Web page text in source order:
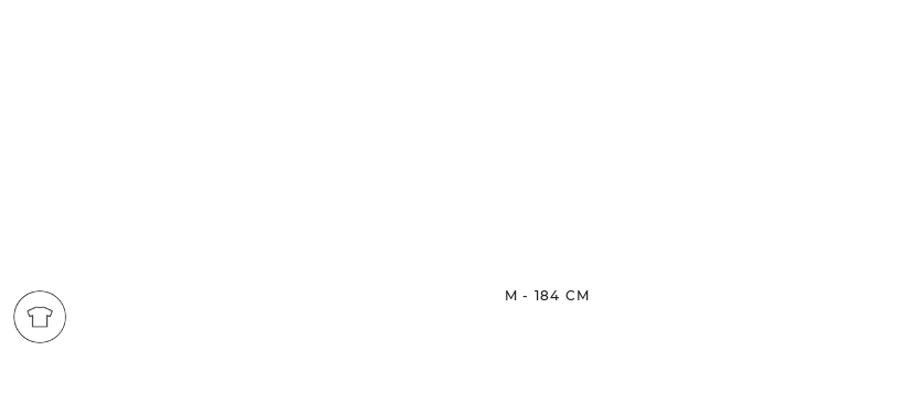
M - 184 CM